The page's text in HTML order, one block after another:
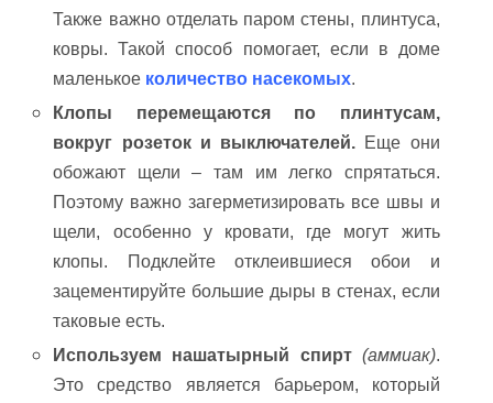
Также важно отделать паром стены, плинтуса,
ковры. Такой способ помогает, если в доме
маленькое количество насекомых.
Клопы перемещаются по плинтусам,
вокруг розеток и выключателей. Еще они
обожают щели – там им легко спрятаться.
Поэтому важно загерметизировать все швы и
щели, особенно у кровати, где могут жить
клопы. Подклейте отклеившиеся обои и
зацементируйте большие дыры в стенах, если
таковые есть.
Используем нашатырный спирт (аммиак).
Это средство является барьером, который